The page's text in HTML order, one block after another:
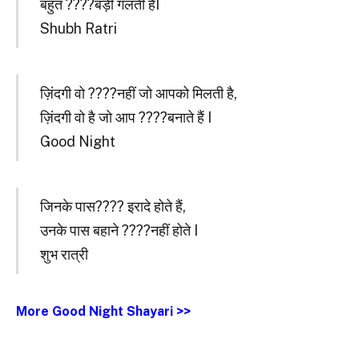
बहुत ????बड़ी गलती हैI
Shubh Ratri
ज़िंदगी वो ????नहीं जो आपको मिलती है,
ज़िंदगी वो है जो आप ????बनाते हैं I
Good Night
जिनके पास???? इरादे होते हैं,
उनके पास बहाने ????नहीं होते I
शुभ रात्री
More Good Night Shayari >>